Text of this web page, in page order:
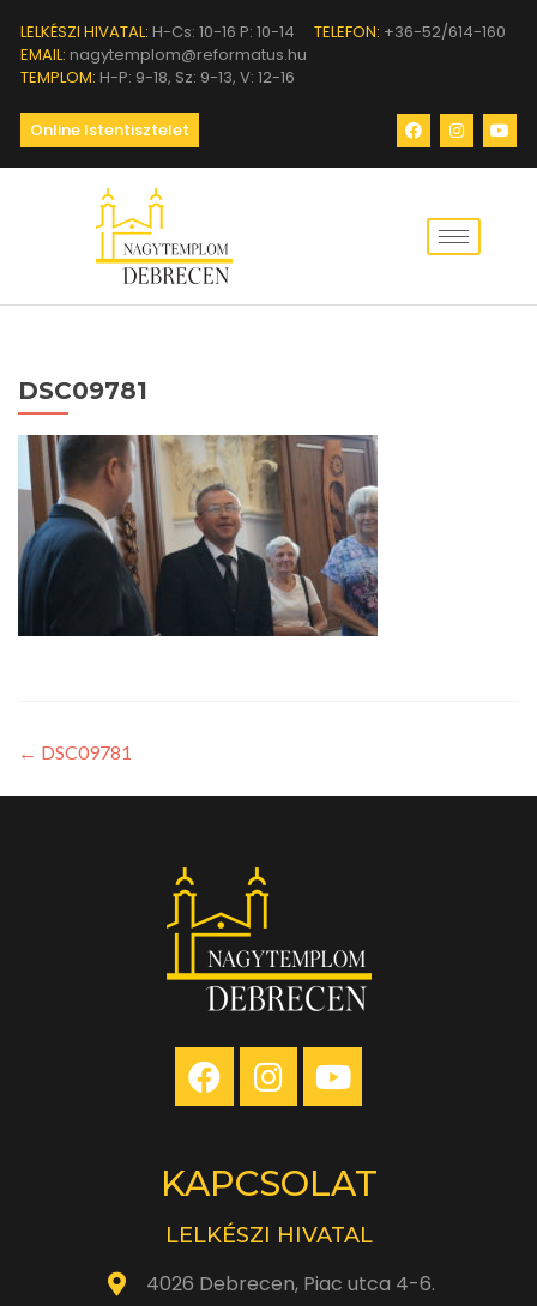
LELKÉSZI HIVATAL: H-Cs: 10-16 P: 10-14 TELEFON: +36-52/614-160
EMAIL: nagytemplom@reformatus.hu
TEMPLOM: H-P: 9-18, Sz: 9-13, V: 12-16
Online Istentisztelet
DSC09781
← DSC09781
KAPCSOLAT
LELKÉSZI HIVATAL
4026 Debrecen, Piac utca 4-6.